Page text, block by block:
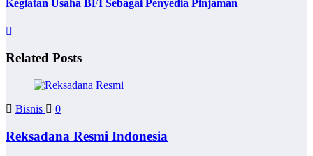
Kegiatan Usaha BFI Sebagai Penyedia Pinjaman
Related Posts
Bisnis 0
Reksadana Resmi Indonesia